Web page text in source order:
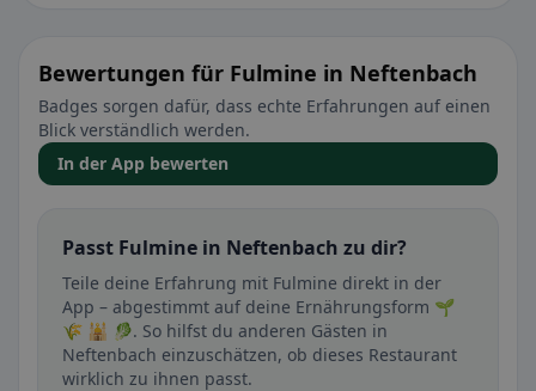
Bewertungen für Fulmine in Neftenbach
Badges sorgen dafür, dass echte Erfahrungen auf einen
Blick verständlich werden.
In der App bewerten
Passt Fulmine in Neftenbach zu dir?
Teile deine Erfahrung mit Fulmine direkt in der
App – abgestimmt auf deine Ernährungsform 🌱
🌾 🕌 🥬. So hilfst du anderen Gästen in
Neftenbach einzuschätzen, ob dieses Restaurant
wirklich zu ihnen passt.